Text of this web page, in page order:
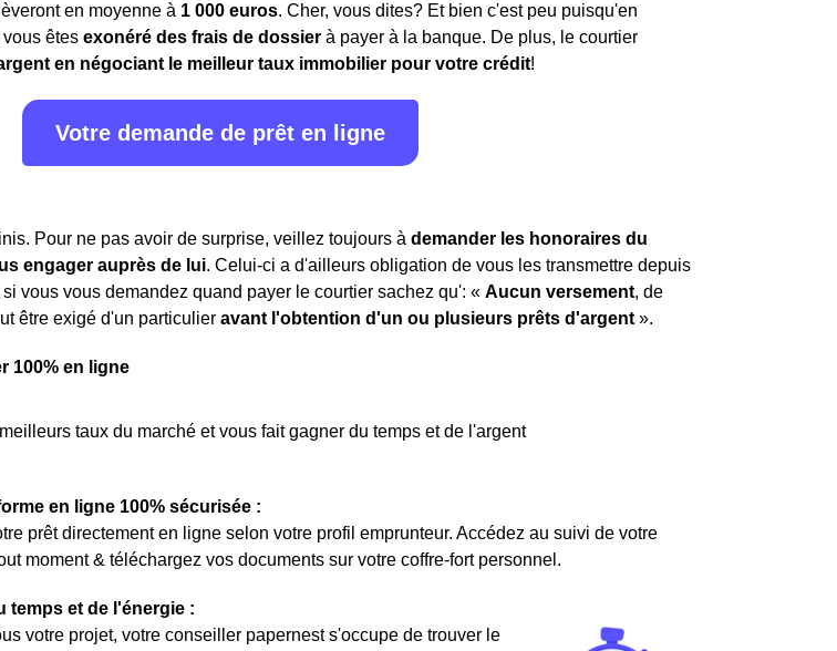
en moyenne à 1 000 euros. Cher, vous dites? Et bien c'est peu puisqu'en
êtes exonéré des frais de dossier à payer à la banque. De plus, le courtier
en négociant le meilleur taux immobilier pour votre crédit!
Votre demande de prêt en ligne
Pour ne pas avoir de surprise, veillez toujours à demander les honoraires du
engager auprès de lui. Celui-ci a d'ailleurs obligation de vous les transmettre depuis
vous vous demandez quand payer le courtier sachez qu': « Aucun versement, de
être exigé d'un particulier avant l'obtention d'un ou plusieurs prêts d'argent ».
100% en ligne
taux du marché et vous fait gagner du temps et de l'argent
en ligne 100% sécurisée :
prêt directement en ligne selon votre profil emprunteur. Accédez au suivi de votre
moment & téléchargez vos documents sur votre coffre-fort personnel.
temps et de l'énergie :
votre projet, votre conseiller papernest s'occupe de trouver le